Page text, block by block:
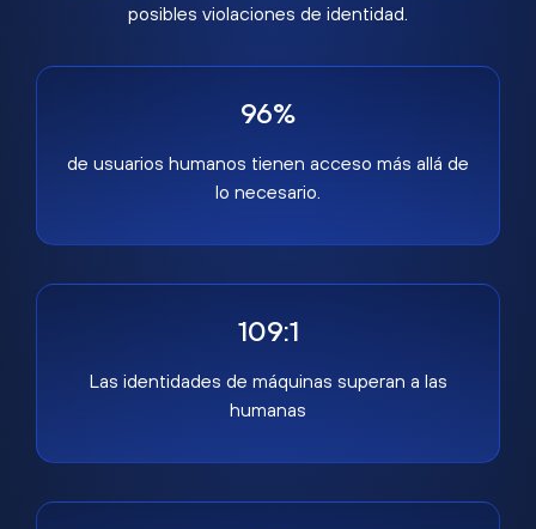
posibles violaciones de identidad.
96%
de usuarios humanos tienen acceso más allá de
lo necesario.
109:1
Las identidades de máquinas superan a las
humanas